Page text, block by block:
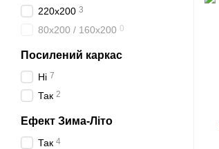
220х200 3
80x200 / 160x200 0
Посилений каркас
Ні 7
Так 2
Ефект Зима-Літо
Так 4